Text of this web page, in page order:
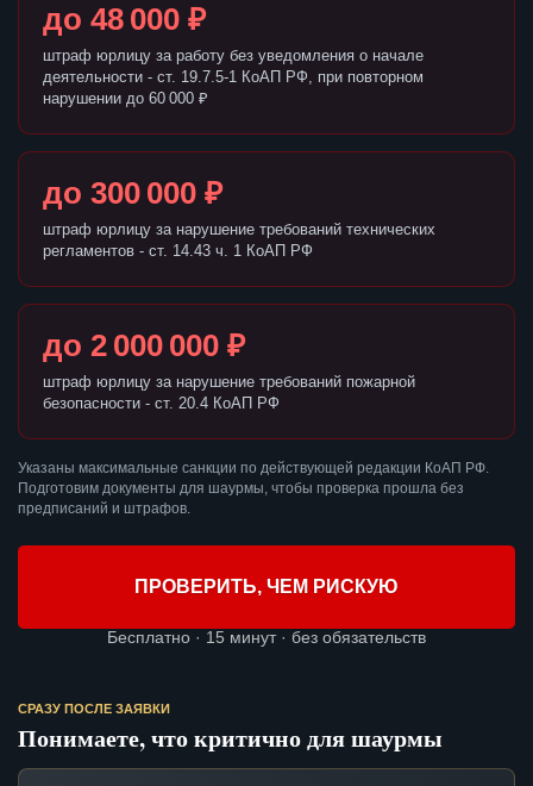
до 48 000 ₽
штраф юрлицу за работу без уведомления о начале
деятельности - ст. 19.7.5-1 КоАП РФ, при повторном
нарушении до 60 000 ₽
до 300 000 ₽
штраф юрлицу за нарушение требований технических
регламентов - ст. 14.43 ч. 1 КоАП РФ
до 2 000 000 ₽
штраф юрлицу за нарушение требований пожарной
безопасности - ст. 20.4 КоАП РФ
Указаны максимальные санкции по действующей редакции КоАП РФ.
Подготовим документы для шаурмы, чтобы проверка прошла без
предписаний и штрафов.
ПРОВЕРИТЬ, ЧЕМ РИСКУЮ
Бесплатно · 15 минут · без обязательств
СРАЗУ ПОСЛЕ ЗАЯВКИ
Понимаете, что критично для шаурмы